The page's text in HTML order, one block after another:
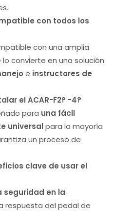
con todos los
con una amplia
convierte en una solución
e instructores de
elACAR-F2? -4?
para una fácil
universalpara la mayoría
un proceso de
clave de usar el
seguridad en la
respuesta del pedal de